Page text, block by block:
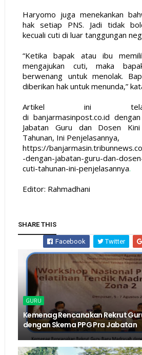
Haryomo juga menekankan
hak setiap PNS. Jadi tidak
kecuali cuti di luar tanggungan
“Ketika bapak atau ibu
mengajukan cuti, maka
berwenang untuk menolak.
diberikan hak untuk menunda,”
Artikel ini
dibanjarmasinpost.co.id
Jabatan Guru dan Dosen
Tahunan, Ini Penjelasannya,
https://
-dengan-jabatan-guru-dan-
cuti-tahunan-ini-penjelasannya.
Editor: Rahmadhani
SHARE THIS
Facebook Twitter
GURU
Kemenag Rencanakan Rekrut
dengan Skema PPG Pra Jabatan